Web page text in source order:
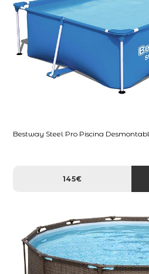
Bestway Steel Pro Piscina
145€